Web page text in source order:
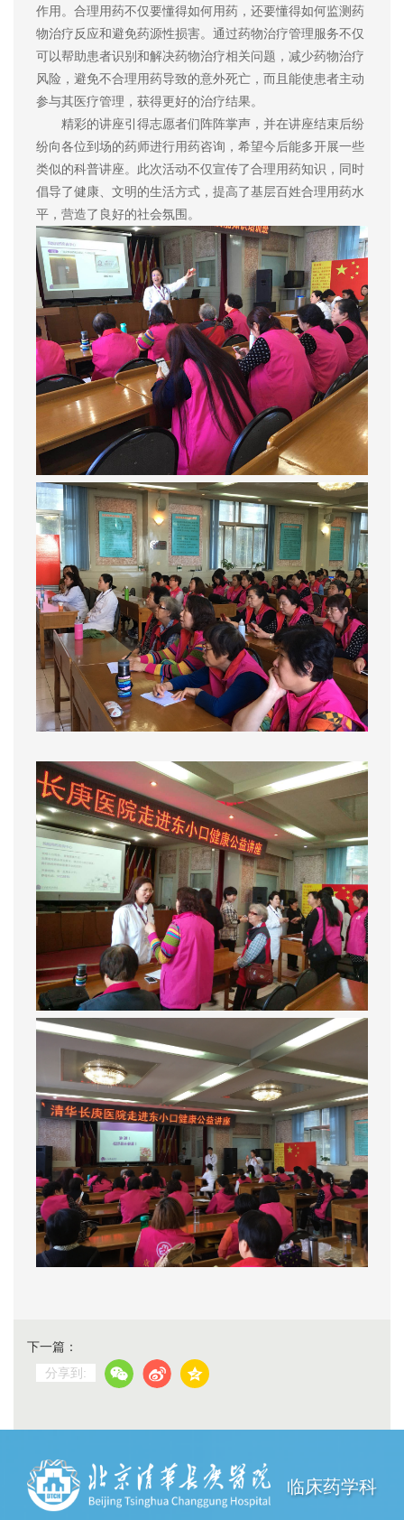
作用。合理用药不仅要懂得如何用药，还要懂得如何监测药
物治疗反应和避免药源性损害。通过药物治疗管理服务不仅
可以帮助患者识别和解决药物治疗相关问题，减少药物治疗
风险，避免不合理用药导致的意外死亡，而且能使患者主动
参与其医疗管理，获得更好的治疗结果。
精彩的讲座引得志愿者们阵阵掌声，并在讲座结束后纷
纷向各位到场的药师进行用药咨询，希望今后能多开展一些
类似的科普讲座。此次活动不仅宣传了合理用药知识，同时
倡导了健康、文明的生活方式，提高了基层百姓合理用药水
平，营造了良好的社会氛围。
下一篇：
分享到:
临床药学科